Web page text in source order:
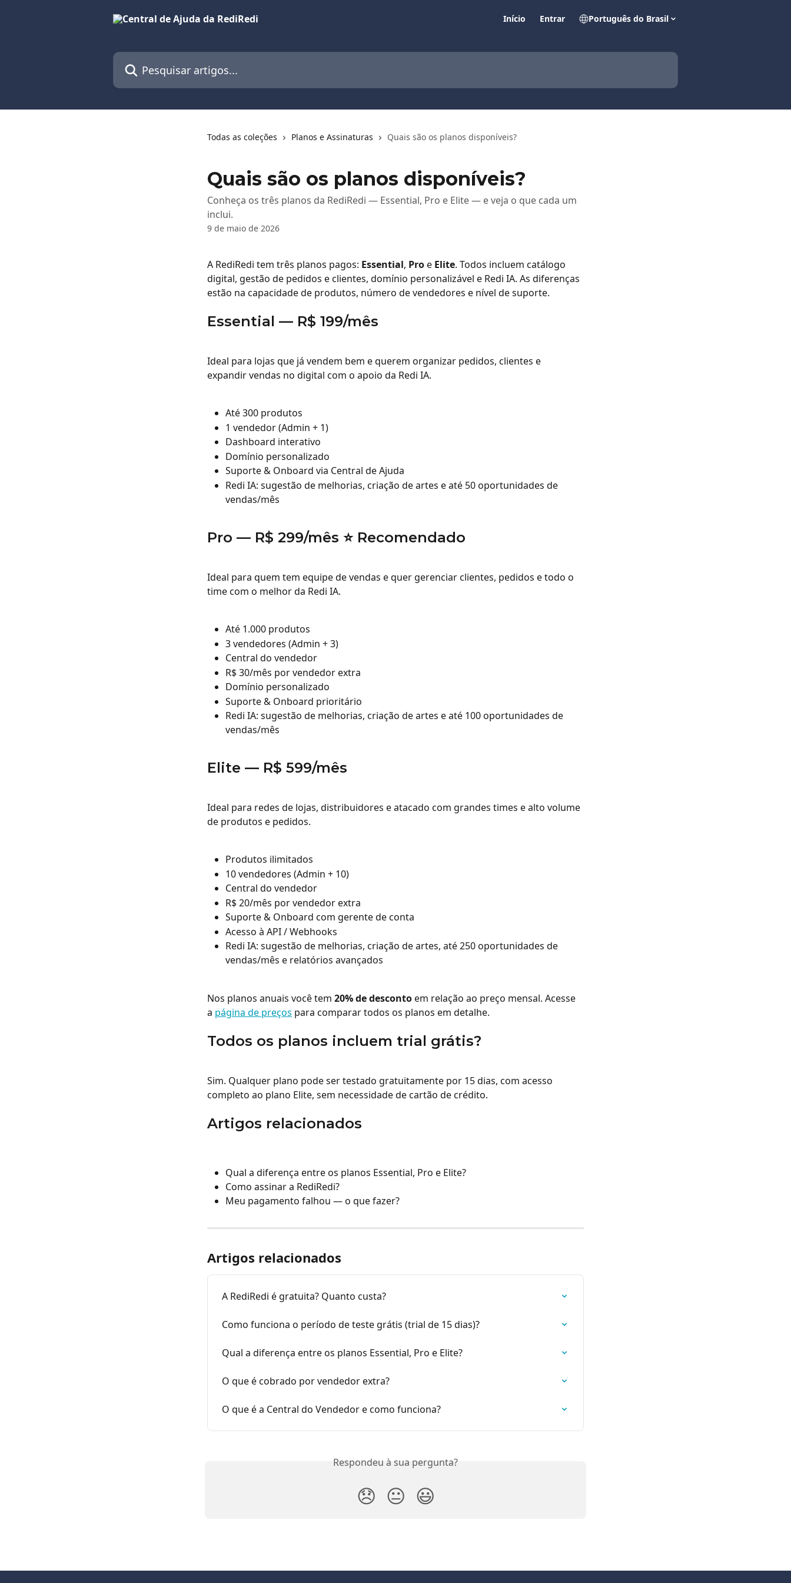
Início Entrar Português do Brasil
Pesquisar artigos...
Todas as coleções Planos e Assinaturas Quais são os planos disponíveis?
Quais são os planos disponíveis?
Conheça os três planos da RediRedi — Essential, Pro e Elite — e veja o que cada um
inclui.
9 de maio de 2026
A RediRedi tem três planos pagos: Essential, Pro e Elite. Todos incluem catálogo
digital, gestão de pedidos e clientes, domínio personalizável e Redi IA. As diferenças
estão na capacidade de produtos, número de vendedores e nível de suporte.
Essential — R$ 199/mês
Ideal para lojas que já vendem bem e querem organizar pedidos, clientes e
expandir vendas no digital com o apoio da Redi IA.
Até 300 produtos
1 vendedor (Admin + 1)
Dashboard interativo
Domínio personalizado
Suporte & Onboard via Central de Ajuda
Redi IA: sugestão de melhorias, criação de artes e até 50 oportunidades de
vendas/mês
Pro — R$ 299/mês ⭐ Recomendado
Ideal para quem tem equipe de vendas e quer gerenciar clientes, pedidos e todo o
time com o melhor da Redi IA.
Até 1.000 produtos
3 vendedores (Admin + 3)
Central do vendedor
R$ 30/mês por vendedor extra
Domínio personalizado
Suporte & Onboard prioritário
Redi IA: sugestão de melhorias, criação de artes e até 100 oportunidades de
vendas/mês
Elite — R$ 599/mês
Ideal para redes de lojas, distribuidores e atacado com grandes times e alto volume
de produtos e pedidos.
Produtos ilimitados
10 vendedores (Admin + 10)
Central do vendedor
R$ 20/mês por vendedor extra
Suporte & Onboard com gerente de conta
Acesso à API / Webhooks
Redi IA: sugestão de melhorias, criação de artes, até 250 oportunidades de
vendas/mês e relatórios avançados
Nos planos anuais você tem 20% de desconto em relação ao preço mensal. Acesse
a página de preços para comparar todos os planos em detalhe.
Todos os planos incluem trial grátis?
Sim. Qualquer plano pode ser testado gratuitamente por 15 dias, com acesso
completo ao plano Elite, sem necessidade de cartão de crédito.
Artigos relacionados
Qual a diferença entre os planos Essential, Pro e Elite?
Como assinar a RediRedi?
Meu pagamento falhou — o que fazer?
Artigos relacionados
A RediRedi é gratuita? Quanto custa?
Como funciona o período de teste grátis (trial de 15 dias)?
Qual a diferença entre os planos Essential, Pro e Elite?
O que é cobrado por vendedor extra?
O que é a Central do Vendedor e como funciona?
Respondeu à sua pergunta?
😞 😐 😃